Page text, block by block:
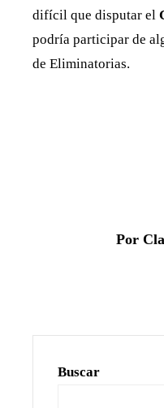
difícil que disputar el
podría participar de
de Eliminatorias.
Por
Buscar